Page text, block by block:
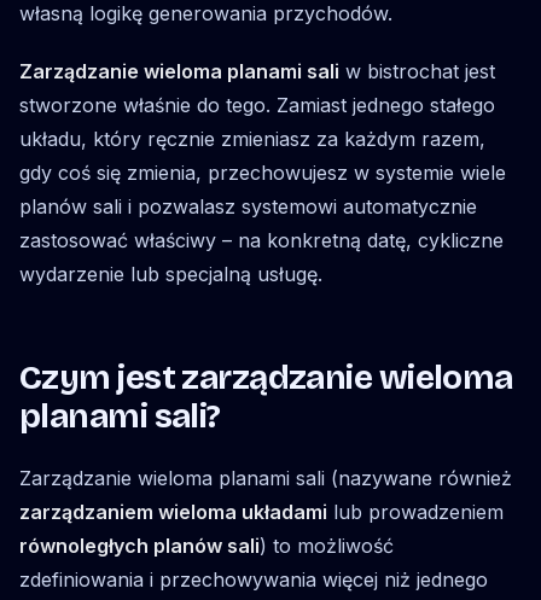
własną logikę generowania przychodów.
Zarządzanie wieloma planami sali w bistrochat jest
stworzone właśnie do tego. Zamiast jednego stałego
układu, który ręcznie zmieniasz za każdym razem,
gdy coś się zmienia, przechowujesz w systemie wiele
planów sali i pozwalasz systemowi automatycznie
zastosować właściwy – na konkretną datę, cykliczne
wydarzenie lub specjalną usługę.
Czym jest zarządzanie wieloma
planami sali?
Zarządzanie wieloma planami sali (nazywane również
zarządzaniem wieloma układami lub prowadzeniem
równoległych planów sali) to możliwość
zdefiniowania i przechowywania więcej niż jednego